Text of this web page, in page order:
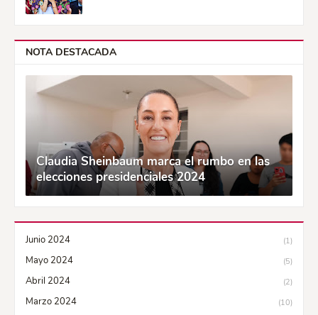
NOTA DESTACADA
Claudia Sheinbaum marca el rumbo en las
elecciones presidenciales 2024
Junio 2024 (1)
Mayo 2024 (5)
Abril 2024 (2)
Marzo 2024 (10)